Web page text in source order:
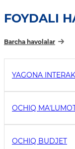
FOYDALI
Barcha havolalar
YAGONA
OCHIQ
OCHIQ BUDJET